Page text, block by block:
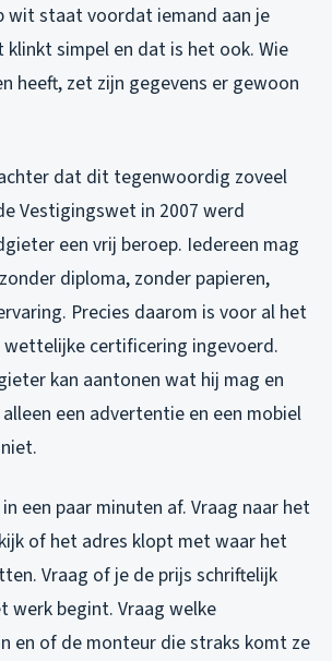
wit staat voordat iemand aan je
simpel en dat is het ook. Wie
heeft, zet zijn gegevens er gewoon
dat dit tegenwoordig zoveel
Vestigingswet in 2007 werd
een vrij beroep. Iedereen mag
diploma, zonder papieren,
Precies daarom is voor al het
wettelijke certificering ingevoerd.
kan aantonen wat hij mag en
een advertentie en een mobiel
een paar minuten af. Vraag naar het
of het adres klopt met waar het
Vraag of je de prijs schriftelijk
werk begint. Vraag welke
en of de monteur die straks komt ze